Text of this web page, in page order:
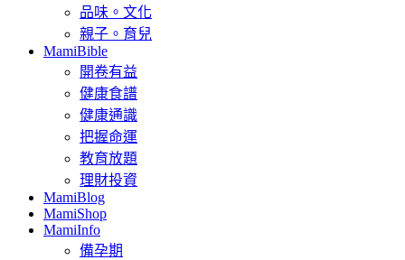
品味。文化
親子。育兒
MamiBible
開卷有益
健康食譜
健康通識
把握命運
教育放題
理財投資
MamiBlog
MamiShop
MamiInfo
備孕期